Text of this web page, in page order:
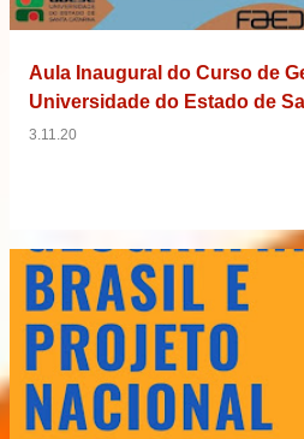
Aula Inaugural do Curso de
Universidade do Estado de
3.11.20